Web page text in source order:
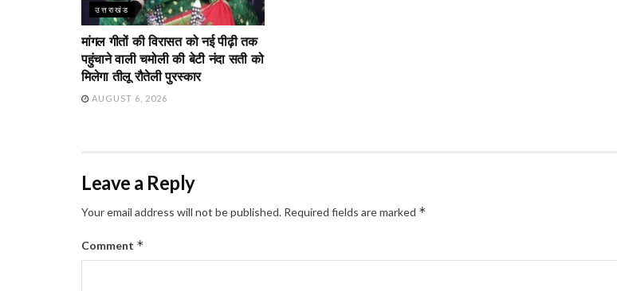
उत्तराखंड
मांगल गीतों की विरासत को नई पीढ़ी तक
पहुंचाने वाली चमोली की बेटी नंदा सती को
मिलेगा तीलू रौतेली पुरस्कार
AUGUST 6, 2026
Leave a Reply
Your email address will not be published. Required fields are marked *
Comment *